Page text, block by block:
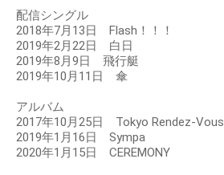
配信シングル
2018年7月13日 Flash！！！
2019年2月22日 白日
2019年8月9日 飛行艇
2019年10月11日 傘
アルバム
2017年10月25日 Tokyo Rendez-Vous
2019年1月16日 Sympa
2020年1月15日 CEREMONY